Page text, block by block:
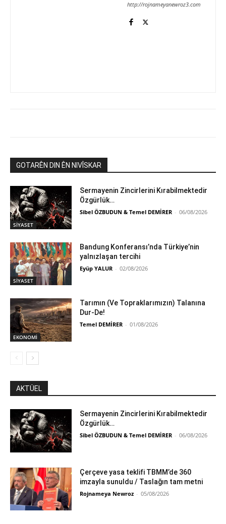
http://rojnameyanewroz3.com
GOTARÊN DIN ÊN NIVÎSKAR
SİYASET
Sermayenin Zincirlerini Kırabilmektedir
Özgürlük…
Sibel ÖZBUDUN & Temel DEMİRER - 06/08/2026
SİYASET
Bandung Konferansı’nda Türkiye’nin
yalnızlaşan tercihi
Eyüp YALUR - 02/08/2026
EKONOMİ
Tarımın (Ve Topraklarımızın) Talanına
Dur-De!
Temel DEMİRER - 01/08/2026
AKTÜEL
Sermayenin Zincirlerini Kırabilmektedir
Özgürlük…
Sibel ÖZBUDUN & Temel DEMİRER - 06/08/2026
Çerçeve yasa teklifi TBMM’de 360
imzayla sunuldu / Taslağın tam metni
Rojnameya Newroz - 05/08/2026